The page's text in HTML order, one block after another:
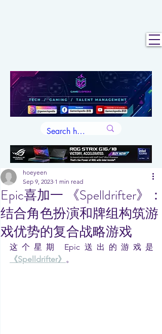
Epic喜加一 《Spelldrifter》：
结合角色扮演和牌组构筑游
戏优势的复合战略游戏
hoeyeen
Sep 9, 2023 1 min read
《Spelldrifter》 。